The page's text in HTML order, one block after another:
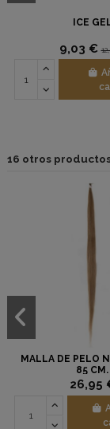
ICE
9,03 €
16 otros
MALLA DE PELO
85 CM.
26,95